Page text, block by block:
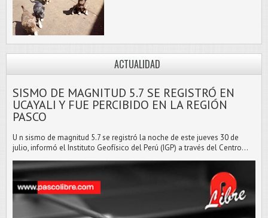
ACTUALIDAD
SISMO DE MAGNITUD 5.7 SE REGISTRÓ EN
UCAYALI Y FUE PERCIBIDO EN LA REGIÓN
PASCO
U n sismo de magnitud 5.7 se registró la noche de este jueves 30 de
julio, informó el Instituto Geofísico del Perú (IGP) a través del Centro...